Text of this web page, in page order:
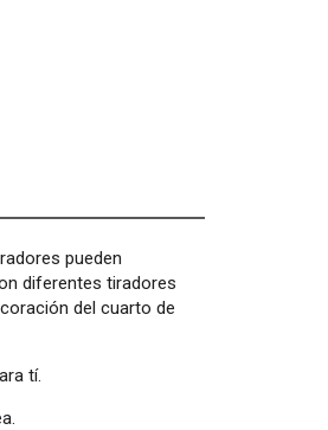
pueden
diferentes tiradores
del cuarto de
tí.